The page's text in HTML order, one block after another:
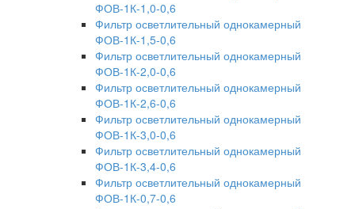
ФОВ-1К-1,0-0,6
Фильтр осветлительный однокамерный
ФОВ-1К-1,5-0,6
Фильтр осветлительный однокамерный
ФОВ-1К-2,0-0,6
Фильтр осветлительный однокамерный
ФОВ-1К-2,6-0,6
Фильтр осветлительный однокамерный
ФОВ-1К-3,0-0,6
Фильтр осветлительный однокамерный
ФОВ-1К-3,4-0,6
Фильтр осветлительный однокамерный
ФОВ-1К-0,7-0,6